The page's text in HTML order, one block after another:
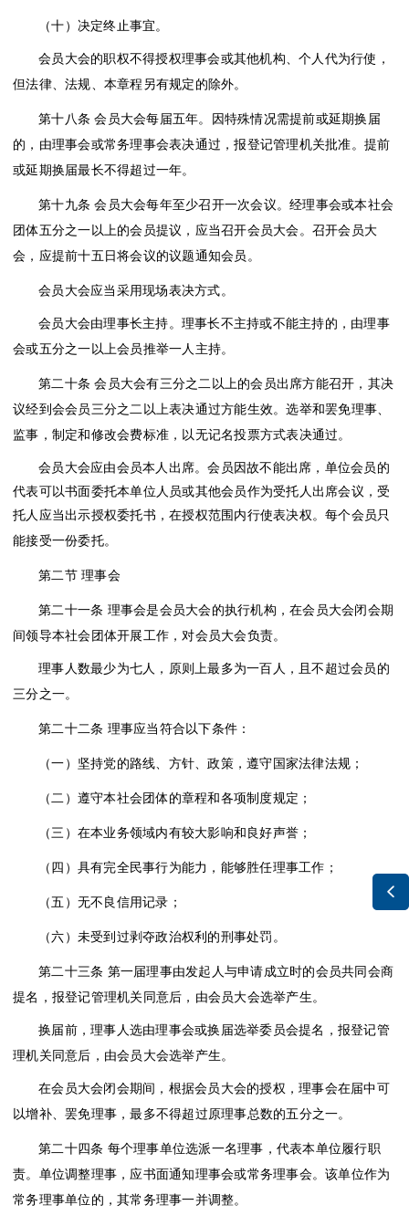

（十）决定终止事宜。
会员大会的职权不得授权理事会或其他机构、个人代为行使，
但法律、法规、本章程另有规定的除外。
第十八条 会员大会每届五年。因特殊情况需提前或延期换届
的，由理事会或常务理事会表决通过，报登记管理机关批准。提前
或延期换届最长不得超过一年。
第十九条 会员大会每年至少召开一次会议。经理事会或本社会
团体五分之一以上的会员提议，应当召开会员大会。召开会员大
会，应提前十五日将会议的议题通知会员。
会员大会应当采用现场表决方式。
会员大会由理事长主持。理事长不主持或不能主持的，由理事
会或五分之一以上会员推举一人主持。
第二十条 会员大会有三分之二以上的会员出席方能召开，其决
议经到会会员三分之二以上表决通过方能生效。选举和罢免理事、
监事，制定和修改会费标准，以无记名投票方式表决通过。
会员大会应由会员本人出席。会员因故不能出席，单位会员的
代表可以书面委托本单位人员或其他会员作为受托人出席会议，受
托人应当出示授权委托书，在授权范围内行使表决权。每个会员只
能接受一份委托。
第二节 理事会
第二十一条 理事会是会员大会的执行机构，在会员大会闭会期
间领导本社会团体开展工作，对会员大会负责。
理事人数最少为七人，原则上最多为一百人，且不超过会员的
三分之一。
第二十二条 理事应当符合以下条件：
（一）坚持党的路线、方针、政策，遵守国家法律法规；
（二）遵守本社会团体的章程和各项制度规定；
（三）在本业务领域内有较大影响和良好声誉；
（四）具有完全民事行为能力，能够胜任理事工作；
（五）无不良信用记录；
（六）未受到过剥夺政治权利的刑事处罚。
第二十三条 第一届理事由发起人与申请成立时的会员共同会商
提名，报登记管理机关同意后，由会员大会选举产生。
换届前，理事人选由理事会或换届选举委员会提名，报登记管
理机关同意后，由会员大会选举产生。
在会员大会闭会期间，根据会员大会的授权，理事会在届中可
以增补、罢免理事，最多不得超过原理事总数的五分之一。
第二十四条 每个理事单位选派一名理事，代表本单位履行职
责。单位调整理事，应书面通知理事会或常务理事会。该单位作为
常务理事单位的，其常务理事一并调整。